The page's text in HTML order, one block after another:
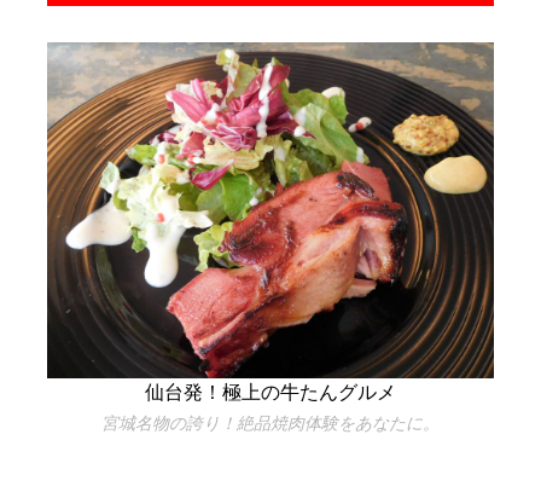
仙台発！極上の牛たんグルメ
宮城名物の誇り！絶品焼肉体験をあなたに。